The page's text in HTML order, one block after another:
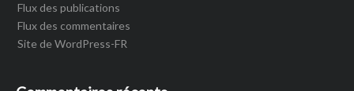
Flux des publications
Flux des commentaires
Site de WordPress-FR